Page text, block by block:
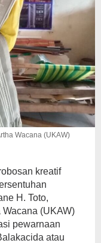
Wacana (UKAW)
kreatif
H. Toto,
(UKAW)
pewarnaan
atau